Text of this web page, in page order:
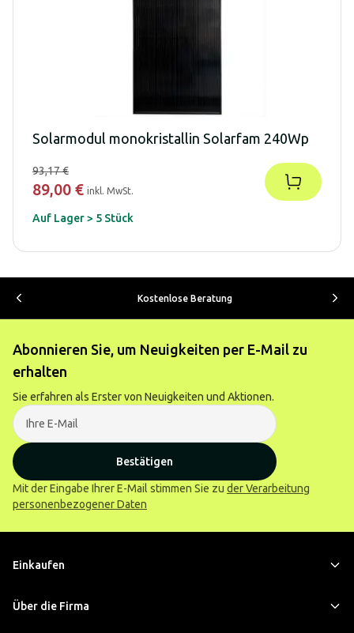
Solarmodul monokristallin Solarfam 240Wp
93,17 €
89,00 € inkl. MwSt.
Auf Lager > 5 Stück
Kostenlose Beratung
Abonnieren Sie, um Neuigkeiten per E-Mail zu
erhalten
Sie erfahren als Erster von Neuigkeiten und Aktionen.
Bestätigen
Mit der Eingabe Ihrer E-Mail stimmen Sie zu der Verarbeitung
personenbezogener Daten
Einkaufen
Über die Firma